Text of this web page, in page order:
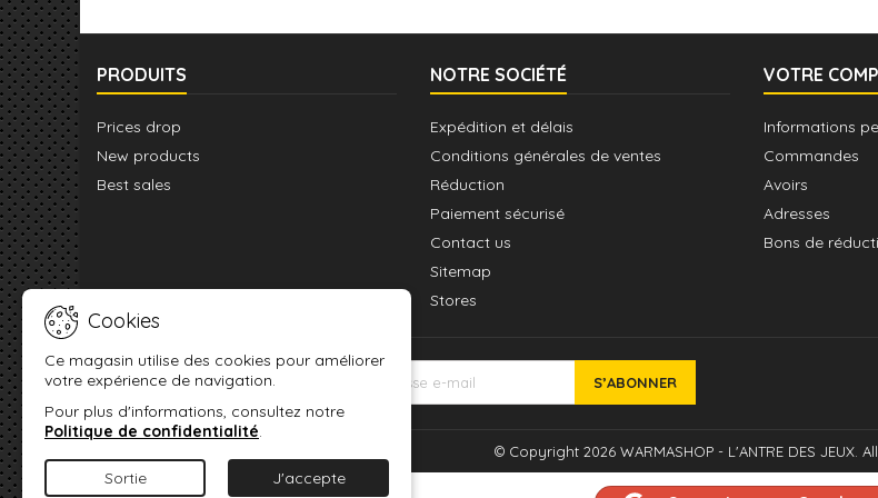
PRODUITS
Prices drop
New products
Best sales
NOTRE SOCIÉTÉ
Expédition et délais
Conditions générales de ventes
Réduction
Paiement sécurisé
Contact us
Sitemap
Stores
VOTRE
Informations
Commandes
Avoirs
Adresses
Bons de
Cookies
Ce magasin utilise des cookies pour améliorer
votre expérience de navigation.
Pour plus d'informations, consultez notre
Politique de confidentialité.
Sortie J'accepte
LETTRE D'INFORMATIONS
© Copyright 2026 WARMASHOP - L'ANTRE DES JEUX.